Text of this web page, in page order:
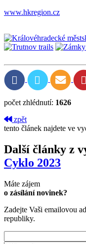
www.hkregion.cz
počet zhlédnutí: 1626
zpět
tento článek najdete ve
Další články z
Cyklo 2023
Máte zájem
o zásílání novinek?
Zadejte Vaši emailovou
republiky.